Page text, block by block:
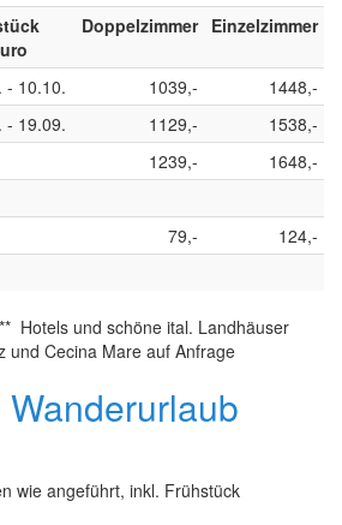
Doppelzimmer Einzelzimmer
- 10.10. 1039,-
1448,-
- 19.09.
1129,-
1538,-
1239,-
1648,-
79,-
124,-
Hotels und schöne ital. Landhäuser
und Cecina Mare auf Anfrage
wie angeführt, inkl. Frühstück